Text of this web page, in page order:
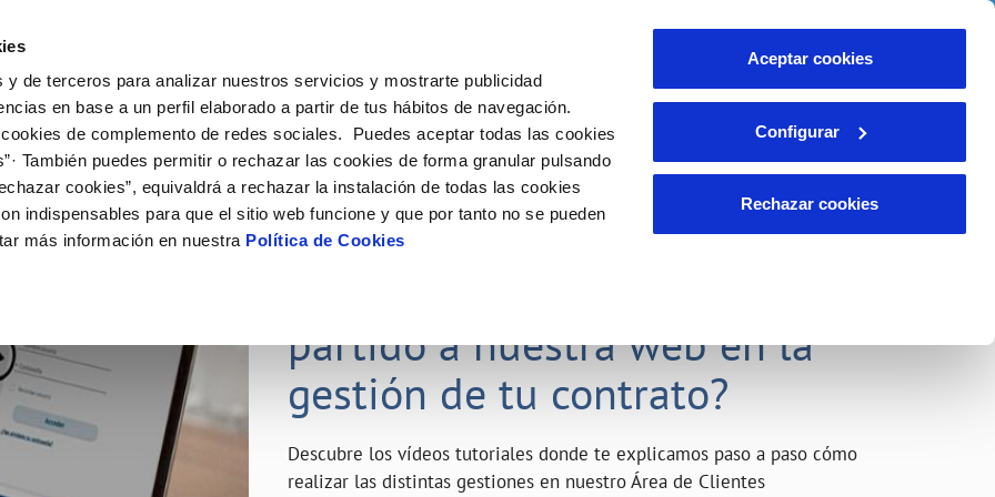
y de terceros para analizar nuestros servicios y mostrarte publicidad
en base a un perfil elaborado a partir de tus hábitos de navegación.
de complemento de redes sociales. Puedes aceptar todas las cookies
También puedes permitir o rechazar las cookies de forma granular pulsando
cookies”, equivaldrá a rechazar la instalación de todas las cookies
indispensables para que el sitio web funcione y que por tanto no se pueden
más información en nuestra Política de Cookies
Aceptar cookies
Configurar
Rechazar cookies
de titular
de suministro
MODIFICACIÓN DE DATOS
Actualizar datos bancarios
Actualizar datos de domicilio
INCIDENCIAS
Comunica anomalías o posibles
VER TODAS LAS GESTIONES
Tu Servicio
AL CLIENTE
contacto
de fuga interior
COMPROMISO DE SERVICIO
Carta de compromisos
Customer Counsel (Defensa del cliente)
Tu Agua
del agua
CUIDADOS DEL AGUA
Consejos de ahorro
Depósitos de reserva
Conócenos
DE GESTIÓN Y CERTIFICADOS
Nuestros compromisos
23 ABR 2020
partido a nuestra web en la
gestión de tu contrato?
Descubre los vídeos tutoriales donde te explicamos paso a paso cómo
realizar las distintas gestiones en nuestro Área de Clientes